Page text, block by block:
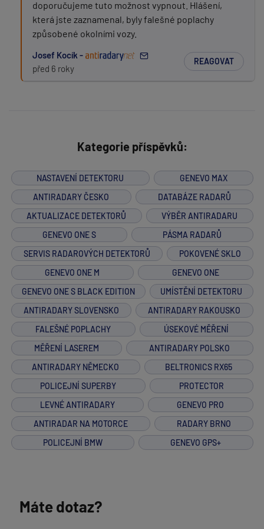
doporučujeme tuto možnost vypnout. Hlášení,
která jste zaznamenal, byly falešné poplachy
způsobené okolními vozy.
Josef Kocík -
před 6 roky
REAGOVAT
Kategorie příspěvků:
NASTAVENÍ DETEKTORU
GENEVO MAX
ANTIRADARY ČESKO
DATABÁZE RADARŮ
AKTUALIZACE DETEKTORŮ
VÝBĚR ANTIRADARU
GENEVO ONE S
PÁSMA RADARŮ
SERVIS RADAROVÝCH DETEKTORŮ
POKOVENÉ SKLO
GENEVO ONE M
GENEVO ONE
GENEVO ONE S BLACK EDITION
UMÍSTĚNÍ DETEKTORU
ANTIRADARY SLOVENSKO
ANTIRADARY RAKOUSKO
FALEŠNÉ POPLACHY
ÚSEKOVÉ MĚŘENÍ
MĚŘENÍ LASEREM
ANTIRADARY POLSKO
ANTIRADARY NĚMECKO
BELTRONICS RX65
POLICEJNÍ SUPERBY
PROTECTOR
LEVNÉ ANTIRADARY
GENEVO PRO
ANTIRADAR NA MOTORCE
RADARY BRNO
POLICEJNÍ BMW
GENEVO GPS+
Máte dotaz?